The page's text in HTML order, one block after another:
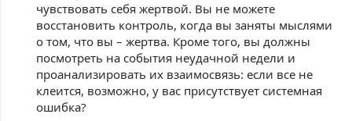
чувствовать себя жертвой. Вы не можете
восстановить контроль, когда вы заняты мыслями
о том, что вы – жертва. Кроме того, вы должны
посмотреть на события неудачной недели и
проанализировать их взаимосвязь: если все не
клеится, возможно, у вас присутствует системная
ошибка?